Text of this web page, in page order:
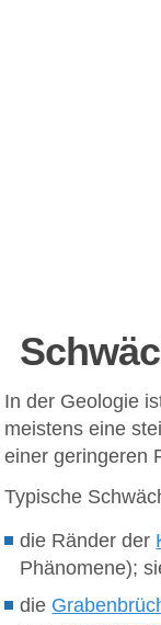
In der Geologie
meistens eine
einer geringeren
Typische
die Ränder der
Phänomene);
die